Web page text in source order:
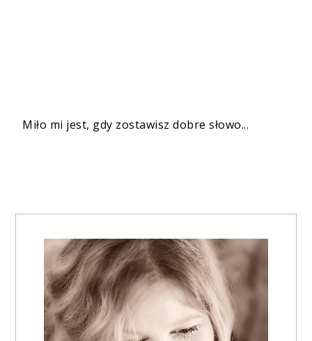
Miło mi jest, gdy zostawisz dobre słowo...